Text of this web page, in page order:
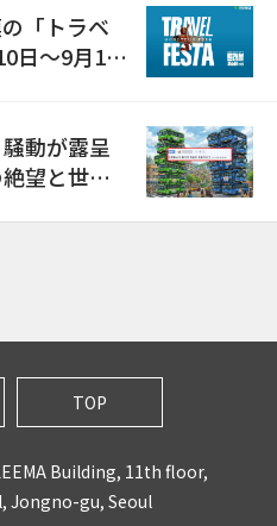
「トラベ
日～9月11
動が露呈
望と世代
TOP
Building, 11th floor,
Jongno-gu, Seoul